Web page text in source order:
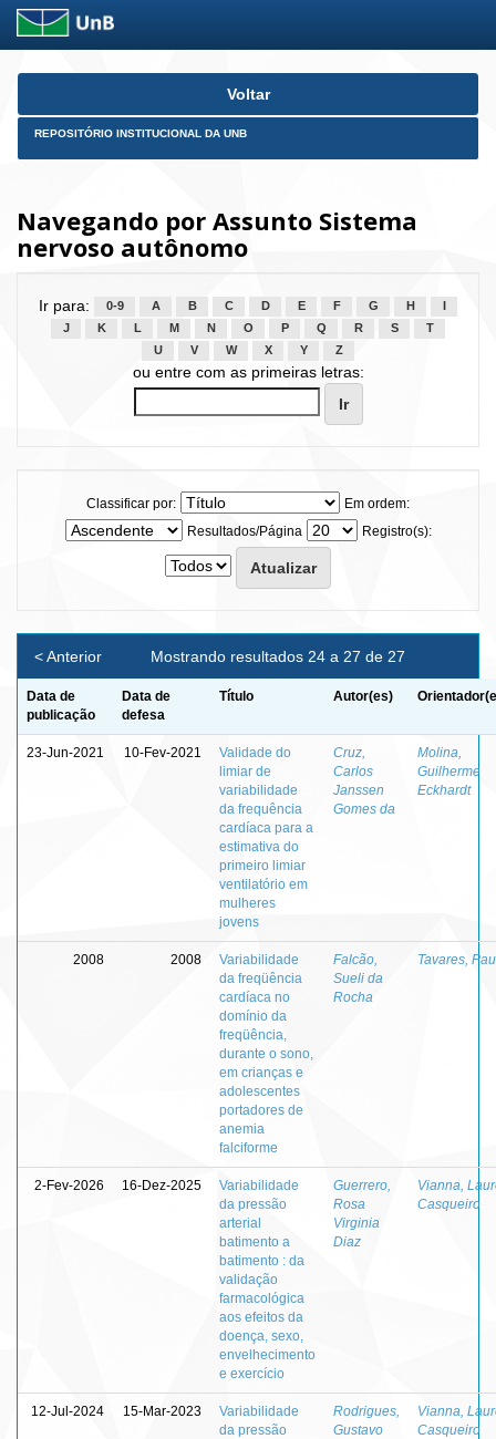
Skip
Voltar
REPOSITÓRIO INSTITUCIONAL DA UNB
Navegando por Assunto Sistema
nervoso autônomo
Ir para: 0-9 A B C D E F G H
J
K L M N O P Q R S
T
U
V W X Y Z
ou entre com as primeiras letras:
Classificar por:
Em ordem:
Resultados/Página
Registro(s):
Mostrando resultados 24 a 27 de 27
< Anterior
Data de
publicação
Data de
defesa
Título Autor(es)
23-Jun-2021 10-Fev-2021
Validade do
limiar de
variabilidade
da frequência
cardíaca para a
estimativa do
primeiro limiar
ventilatório em
mulheres
jovens
Cruz,
Carlos
Janssen
Gomes da
Molina,
Guilherme
Eckhardt
2008 2008
Variabilidade
da freqüência
cardíaca no
domínio da
freqüência,
durante o sono,
em crianças e
adolescentes
portadores de
anemia
falciforme
Falcão,
Sueli da
Rocha
Tavares,
2-Fev-2026 16-Dez-2025
Variabilidade
da pressão
arterial
batimento a
batimento : da
validação
farmacológica
aos efeitos da
doença, sexo,
envelhecimento
e exercício
Guerrero,
Rosa
Virginia
Diaz
Vianna,
Casqueiro
12-Jul-2024 15-Mar-2023
Variabilidade
da pressão
Rodrigues,
Gustavo
Vianna,
Casqueiro